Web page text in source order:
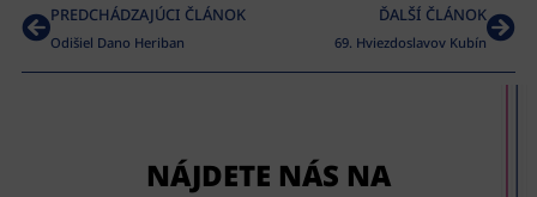
PREDCHÁDZAJÚCI ČLÁNOK
Odišiel Dano Heriban
ĎALŠÍ ČLÁNOK
69. Hviezdoslavov Kubín
NÁJDETE NÁS NA